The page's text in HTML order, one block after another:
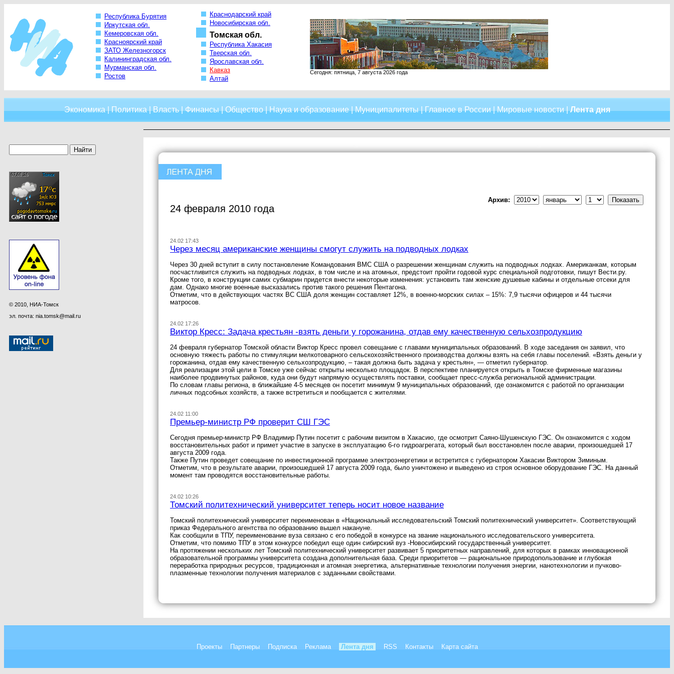
Республика Бурятия
Иркутская обл.
Кемеровская обл.
Красноярский край
ЗАТО Железногорск
Калининградская обл.
Мурманская обл.
Ростов
Краснодарский край
Новосибирская обл.
Томская обл.
Республика Хакасия
Тверская обл.
Ярославская обл.
Кавказ
Алтай
Сегодня: пятница, 7 августа 2026 года
Экономика|Политика|Власть|Финансы|Общество|Наука и образование|Муниципалитеты|Главное в России|Мировые новости|Лента дня
© 2010, НИА-Томск
эл. почта: nia.tomsk@mail.ru
24 февраля 2010 года
Архив:
24.02 17:43
Через месяц американские женщины смогут служить на подводных лодках
Через 30 дней вступит в силу постановление Командования ВМС США о разрешении женщинам служить на подводных лодках. Американкам, которым
посчастливится служить на подводных лодках, в том числе и на атомных, предстоит пройти годовой курс специальной подготовки, пишут Вести.ру.
Кроме того, в конструкции самих субмарин придется внести некоторые изменения: установить там женские душевые кабины и отдельные отсеки для
дам. Однако многие военные высказались против такого решения Пентагона.
Отметим, что в действующих частях ВС США доля женщин составляет 12%, в военно-морских силах – 15%: 7,9 тысячи офицеров и 44 тысячи
матросов.
24.02 17:26
Виктор Кресс: Задача крестьян -взять деньги у горожанина, отдав ему качественную сельхозпродукцию
24 февраля губернатор Томской области Виктор Кресс провел совещание с главами муниципальных образований. В ходе заседания он заявил, что
основную тяжесть работы по стимуляции мелкотоварного сельскохозяйственного производства должны взять на себя главы поселений. «Взять деньги у
горожанина, отдав ему качественную сельхозпродукцию, – такая должна быть задача у крестьян», — отметил губернатор.
Для реализации этой цели в Томске уже сейчас открыты несколько площадок. В перспективе планируется открыть в Томске фирменные магазины
наиболее продвинутых районов, куда они будут напрямую осуществлять поставки, сообщает пресс-служба региональной администрации.
По словам главы региона, в ближайшие 4-5 месяцев он посетит минимум 9 муниципальных образований, где ознакомится с работой по организации
личных подсобных хозяйств, а также встретиться и пообщается с жителями.
24.02 11:00
Премьер-министр РФ проверит СШ ГЭС
Сегодня премьер-министр РФ Владимир Путин посетит с рабочим визитом в Хакасию, где осмотрит Саяно-Шушенскую ГЭС. Он ознакомится с ходом
восстановительных работ и примет участие в запуске в эксплуатацию 6-го гидроагрегата, который был восстановлен после аварии, произошедшей 17
августа 2009 года.
Также Путин проведет совещание по инвестиционной программе электроэнергетики и встретится с губернатором Хакасии Виктором Зиминым.
Отметим, что в результате аварии, произошедшей 17 августа 2009 года, было уничтожено и выведено из строя основное оборудование ГЭС. На данный
момент там проводятся восстановительные работы.
24.02 10:26
Томский политехнический университет теперь носит новое название
Томский политехнический университет переименован в «Национальный исследовательский Томский политехнический университет». Соответствующий
приказ Федерального агентства по образованию вышел накануне.
Как сообщили в ТПУ, переименование вуза связано с его победой в конкурсе на звание национального исследовательского университета.
Отметим, что помимо ТПУ в этом конкурсе победил еще один сибирский вуз -Новосибирский государственный университет.
На протяжении нескольких лет Томский политехнический университет развивает 5 приоритетных направлений, для которых в рамках инновационной
образовательной программы университета создана дополнительная база. Среди приоритетов — рациональное природопользование и глубокая
переработка природных ресурсов, традиционная и атомная энергетика, альтернативные технологии получения энергии, нанотехнологии и пучково-
плазменные технологии получения материалов с заданными свойствами.
Проекты Партнеры Подписка Реклама Лента дня RSS Контакты Карта сайта